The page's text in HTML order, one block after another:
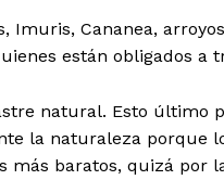
Imuris, Cananea,
están obligados a
natural. Esto último
la naturaleza porque
más baratos, quizá por